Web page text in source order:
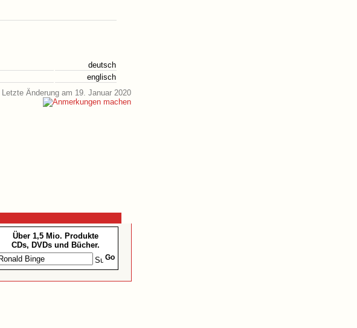
deutsch
englisch
Letzte Änderung am 19. Januar 2020
Über 1,5 Mio. Produkte
CDs, DVDs und Bücher.
Go